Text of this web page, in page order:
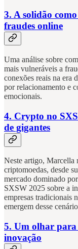
3. A solidão
fraudes online
Uma análise sobre
mais vulneráveis a
conexões reais na era
por relacionamento e
emocionais.
4. Crypto no
de gigantes
Neste artigo, Marcella
criptomoedas, desde
mercado dominado
SXSW 2025 sobre a
empresas tradicionais
emergem desse
5. Um olhar
inovação